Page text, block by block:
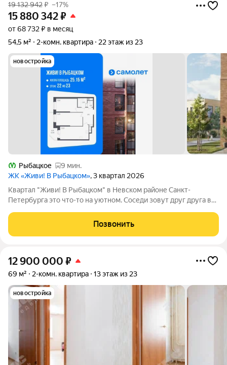
19 132 942₽ –17%
15 880 342₽
от 68 732 ₽ в месяц
54,5 м²
2-комн. квартира 22 этаж из 23
новостройка
Рыбацкое
9 мин.
ЖК «Живи! В Рыбацком», 3 квартал 2026
Квартал "Живи! В Рыбацком" в Невском районе Санкт-
Петербурга это что-то на уютном. Соседи зовут друг друга в
цветущих аллеях во дворе. Но всего 20 минут пешком и вы у
метро "Рыбацкое",
Позвонить
12 900 000 ₽
69 м² 2-комн. квартира 13 этаж из 23
новостройка